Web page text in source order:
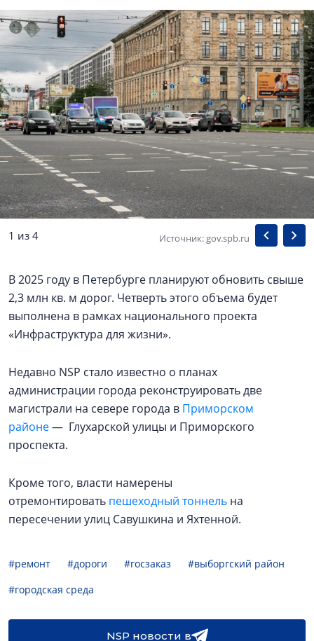
1 из 4 Источник: gov.spb.ru
В 2025 году в Петербурге планируют обновить свыше
2,3 млн кв. м дорог. Четверть этого объема будет
выполнена в рамках национального проекта
«Инфраструктура для жизни».
Недавно NSP стало известно о планах
администрации города реконструировать две
магистрали на севере города в Приморском
районе— Глухарской улицы и Приморского
проспекта.
Кроме того, власти намерены
отремонтировать пешеходный тоннель на
пересечении улиц Савушкина и Яхтенной.
#ремонт #дороги #госзаказ
#выборгский район
#городская среда
NSP новости в